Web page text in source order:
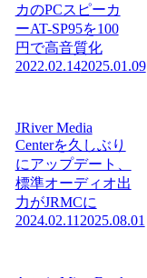
カのPCスピーカ
ーAT-SP95を100
円で高音質化
2022.02.142025.01.09
JRiver Media
Centerを久しぶり
にアップデート、
標準オーディオ出
力がJRMCに
2024.02.11 2025.08.01